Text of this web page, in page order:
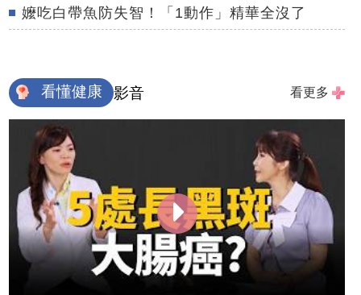
嬤吃白帶魚防失智！「1動作」精華全沒了
看懂健康 影音 看更多